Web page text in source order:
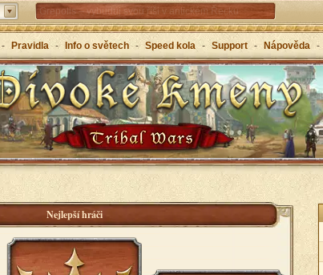
Grepolis – vybuduj svou říši v antickém Řecku
- Pravidla - Info o světech - Speed kola - Support - Nápověda -
Nejlepší hráči